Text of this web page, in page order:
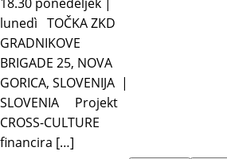
lunedì TOČKA ZKD
GRADNIKOVE
BRIGADE 25, NOVA
GORICA, SLOVENIJA |
SLOVENIA Projekt
CROSS-CULTURE
financira […]